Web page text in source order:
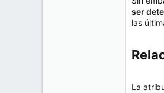
ser
las
La